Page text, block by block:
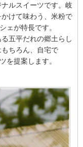
ルスイーツです。岐
けて味わう、米粉で
ェが特長です。
五平だれの郷土らし
ちろん、自宅で
を提案します。